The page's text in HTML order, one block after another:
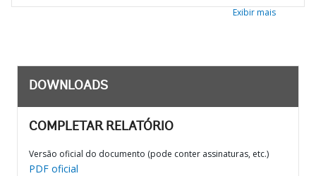
Exibir mais
DOWNLOADS
COMPLETAR RELATÓRIO
Versão oficial do documento (pode conter assinaturas, etc.)
PDF oficial